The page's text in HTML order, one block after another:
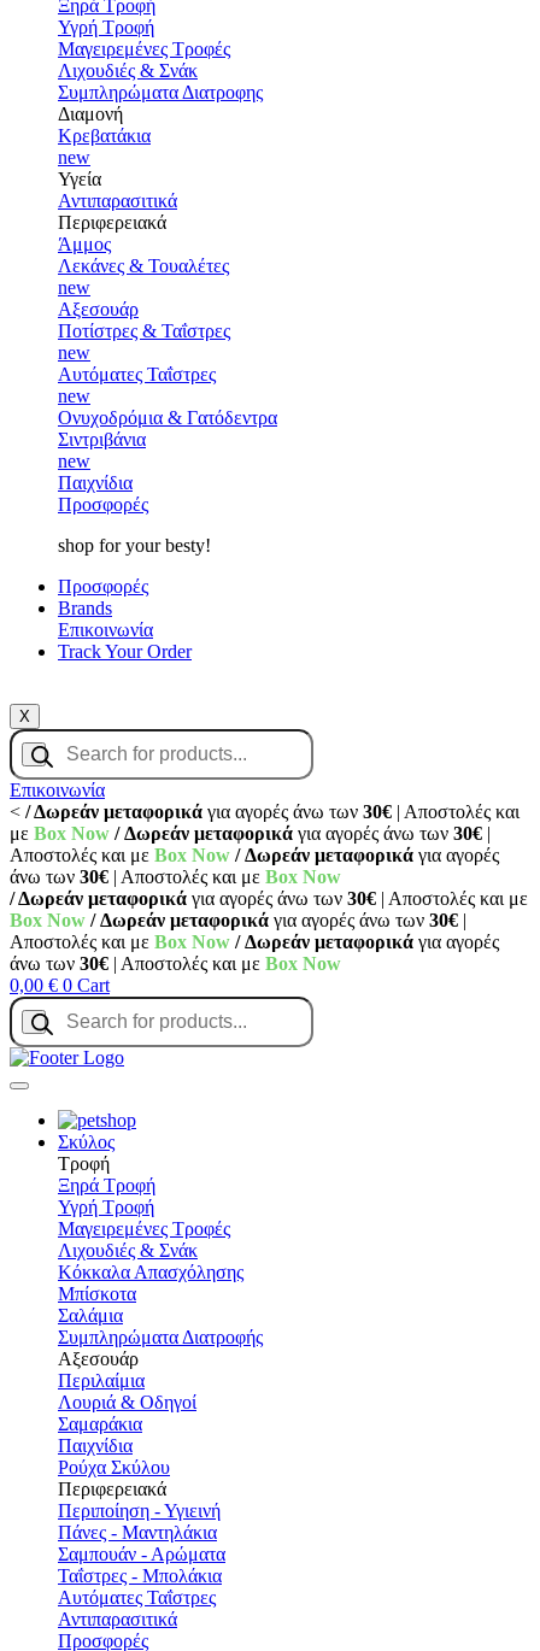
Ξηρά Τροφή
Υγρή Τροφή
Μαγειρεμένες Τροφές
Λιχουδιές & Σνάκ
Συμπληρώματα Διατροφης
Διαμονή
Κρεβατάκια
new
Υγεία
Αντιπαρασιτικά
Περιφερειακά
Άμμος
Λεκάνες & Τουαλέτες
new
Αξεσουάρ
Ποτίστρες & Ταΐστρες
new
Αυτόματες Ταΐστρες
new
Ονυχοδρόμια & Γατόδεντρα
Σιντριβάνια
new
Παιχνίδια
Προσφορές
shop for your besty!
Προσφορές
Brands
Επικοινωνία
Track Your Order
X
Products
search
Επικοινωνία
< / Δωρεάν μεταφορικά για αγορές άνω των 30€ | Αποστολές και
με Box Now / Δωρεάν μεταφορικά για αγορές άνω των 30€ |
Αποστολές και με Box Now / Δωρεάν μεταφορικά για αγορές
άνω των 30€ | Αποστολές και με Box Now
/ Δωρεάν μεταφορικά για αγορές άνω των 30€ | Αποστολές και με
Box Now / Δωρεάν μεταφορικά για αγορές άνω των 30€ |
Αποστολές και με Box Now / Δωρεάν μεταφορικά για αγορές
άνω των 30€ | Αποστολές και με Box Now
0,00 € 0 Cart
Products
search
Σκύλος
Τροφή
Ξηρά Τροφή
Υγρή Τροφή
Μαγειρεμένες Τροφές
Λιχουδιές & Σνάκ
Κόκκαλα Απασχόλησης
Μπίσκοτα
Σαλάμια
Συμπληρώματα Διατροφής
Αξεσουάρ
Περιλαίμια
Λουριά & Οδηγοί
Σαμαράκια
Παιχνίδια
Ρούχα Σκύλου
Περιφερειακά
Περιποίηση - Υγιεινή
Πάνες - Μαντηλάκια
Σαμπουάν - Αρώματα
Ταΐστρες - Μπολάκια
Αυτόματες Ταΐστρες
Αντιπαρασιτικά
Προσφορές